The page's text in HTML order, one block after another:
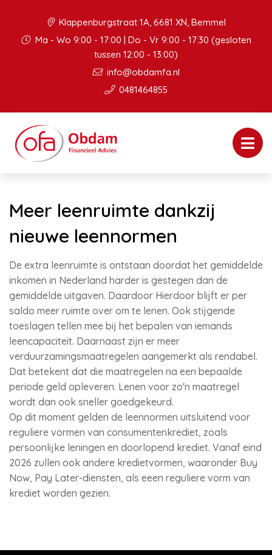
Klappenburgstraat 1A, 6681 XN, Bemmel
Ma - Wo 9:00 - 17:00 | Do - Vr 9:00 - 17:30 (gesloten
tussen 12:00 - 13:00)
info@obdamfa.nl
0481464855
Meer leenruimte dankzij
nieuwe leennormen
De extra leenruimte is ontstaan doordat het gemiddelde
inkomen in Nederland harder is gestegen dan de
gemiddelde uitgaven. Daardoor Hierdoor blijft er per
saldo meer ruimte over om te lenen. Ook stijgende
toeslagen tellen mee bij het bepalen van iemands
leencapaciteit. Daarnaast zijn er meer
verduurzamingsmaatregelen aangemerkt als rendabel.
Dat betekent dat die maatregelen na een bepaalde
periode geld opleveren. Lenen voor zo'n maatregel
wordt dan ook sneller goedgekeurd.
Op dit moment gelden de leennormen uitsluitend voor
reguliere vormen van consumentenkrediet, zoals
persoonlijke leningen en doorlopend krediet. Vanaf eind
2026 zullen ook andere kredietvormen, waaronder Buy
Now, Pay Later-diensten, als eeen reguliere vorm van
krediet worden gezien.